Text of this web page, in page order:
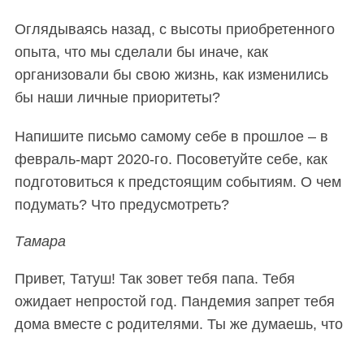
Оглядываясь назад, с высоты приобретенного
опыта, что мы сделали бы иначе, как
организовали бы свою жизнь, как изменились
бы наши личные приоритеты?
Напишите письмо самому себе в прошлое – в
февраль-март 2020-го. Посоветуйте себе, как
подготовиться к предстоящим событиям. О чем
подумать? Что предусмотреть?
Тамара
Привет, Татуш! Так зовет тебя папа. Тебя
ожидает непростой год. Пандемия запрет тебя
дома вместе с родителями. Ты же думаешь, что